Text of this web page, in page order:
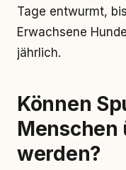
Tage entwurmt,
Erwachsene
jährlich.
Können
werden?